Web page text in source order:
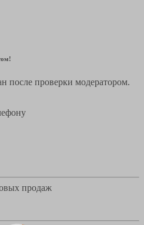
после проверки модератором.
продаж